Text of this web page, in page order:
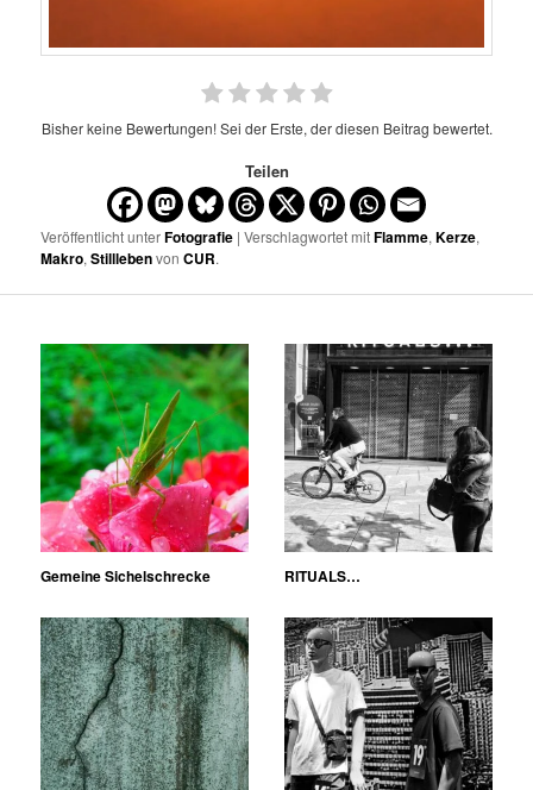
Bisher keine Bewertungen! Sei der Erste, der diesen Beitrag bewertet.
Teilen
Veröffentlicht unterFotografie | Verschlagwortet mitFlamme,Kerze,
Makro,StilllebenvonCUR.
Gemeine Sichelschrecke RITUALS…